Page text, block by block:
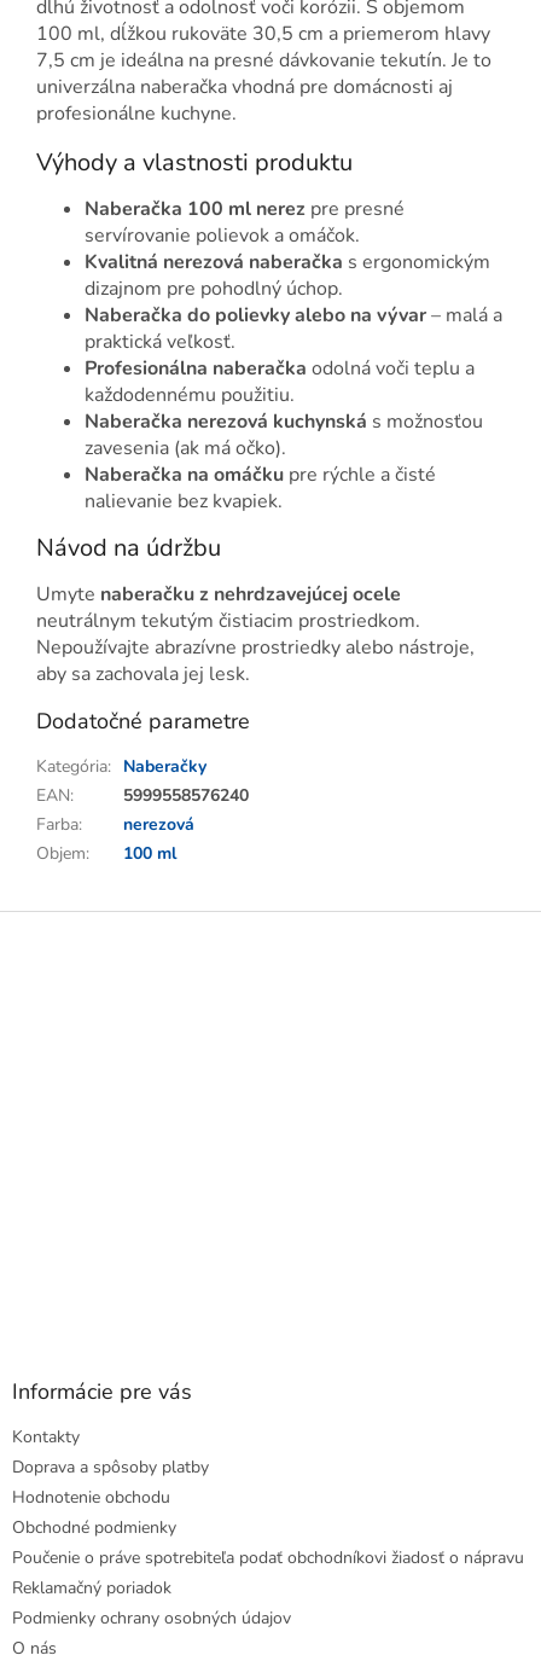
dlhú životnosť a odolnosť voči korózii. S objemom
100 ml, dĺžkou rukoväte 30,5 cm a priemerom hlavy
7,5 cm je ideálna na presné dávkovanie tekutín. Je to
univerzálna naberačka vhodná pre domácnosti aj
profesionálne kuchyne.
Výhody a vlastnosti produktu
Naberačka 100 ml nerez pre presné
servírovanie polievok a omáčok.
Kvalitná nerezová naberačka s ergonomickým
dizajnom pre pohodlný úchop.
Naberačka do polievky alebo na vývar– malá a
praktická veľkosť.
Profesionálna naberačka odolná voči teplu a
každodennému použitiu.
Naberačka nerezová kuchynská s možnosťou
zavesenia (ak má očko).
Naberačka na omáčku pre rýchle a čisté
nalievanie bez kvapiek.
Návod na údržbu
Umyte naberačku z nehrdzavejúcej ocele
neutrálnym tekutým čistiacim prostriedkom.
Nepoužívajte abrazívne prostriedky alebo nástroje,
aby sa zachovala jej lesk.
Dodatočné parametre
Kategória: Naberačky
EAN:
5999558576240
Farba:
nerezová
Objem: 100 ml
Z
Informácie pre vás
Kontakty
Doprava a spôsoby platby
Hodnotenie obchodu
Obchodné podmienky
Poučenie o práve spotrebiteľa podať obchodníkovi žiadosť o nápravu
Reklamačný poriadok
Podmienky ochrany osobných údajov
O nás